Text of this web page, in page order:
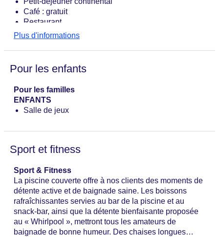
Café : gratuit
Restaurant
Plus d'informations
Pour les enfants
Pour les familles
ENFANTS
Salle de jeux
Sport et fitness
Sport & Fitness
La piscine couverte offre à nos clients des moments de
détente active et de baignade saine. Les boissons
rafraîchissantes servies au bar de la piscine et au
snack-bar, ainsi que la détente bienfaisante proposée
au « Whirlpool », mettront tous les amateurs de
baignade de bonne humeur. Des chaises longues